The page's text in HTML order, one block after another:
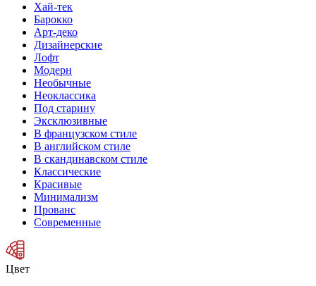
Хай-тек
Барокко
Арт-деко
Дизайнерские
Лофт
Модерн
Необычные
Неоклассика
Под старину
Эксклюзивные
В французском стиле
В английском стиле
В скандинавском стиле
Классические
Красивые
Минимализм
Прованс
Современные
Цвет